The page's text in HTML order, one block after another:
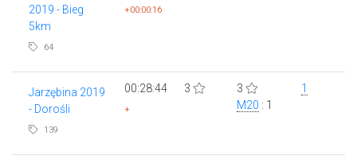
2019 - Bieg
5km
64
+00:00:16
Jarzębina 2019
- Dorośli
139
00:28:44
+
3
3
M20 : 1
1